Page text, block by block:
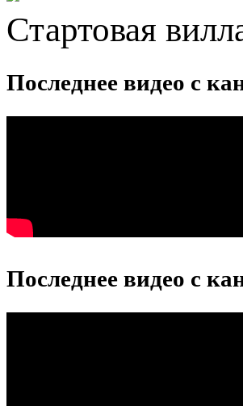
Стартовая
Последнее видео с
Последнее видео с